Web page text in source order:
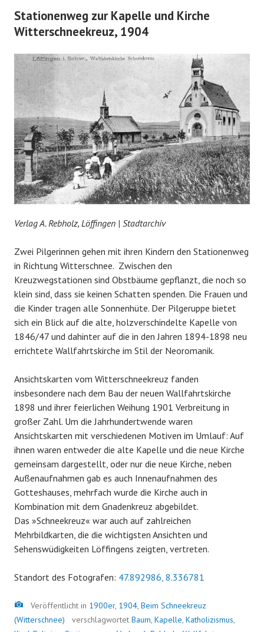
Stationenweg zur Kapelle und Kirche
Witterschneekreuz, 1904
Verlag A. Rebholz, Löffingen | Stadtarchiv
Zwei Pilgerinnen gehen mit ihren Kindern den Stationenweg
in Richtung Witterschnee. Zwischen den
Kreuzwegstationen sind Obstbäume gepflanzt, die noch so
klein sind, dass sie keinen Schatten spenden. Die Frauen und
die Kinder tragen alle Sonnenhüte. Der Pilgeruppe bietet
sich ein Blick auf die alte, holzverschindelte Kapelle von
1846/47 und dahinter auf die in den Jahren 1894-1898 neu
errichtete Wallfahrtskirche im Stil der Neoromanik.
Ansichtskarten vom Witterschneekreuz fanden
insbesondere nach dem Bau der neuen Wallfahrtskirche
1898 und ihrer feierlichen Weihung 1901 Verbreitung in
großer Zahl. Um die Jahrhundertwende waren
Ansichtskarten mit verschiedenen Motiven im Umlauf: Auf
ihnen waren entweder die alte Kapelle und die neue Kirche
gemeinsam dargestellt, oder nur die neue Kirche, neben
Außenaufnahmen gab es auch Innenaufnahmen des
Gotteshauses, mehrfach wurde die Kirche auch in
Kombination mit dem Gnadenkreuz abgebildet.
Das »Schneekreuz« war auch auf zahlreichen
Mehrbildkarten, die die wichtigsten Ansichten und
Sehenswüdigkeiten Löffingens zeigten, vertreten.
Standort des Fotografen: 47.892986, 8.336781
Bild
Veröffentlicht in 1900er, 1904, Beim Schneekreuz
(Witterschnee)
verschlagwortet Baum, Kapelle, Katholizismus,